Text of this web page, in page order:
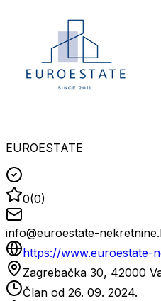
EUROESTATE
0(0)
info@euroestate-
https://www.euroestate-
Zagrebačka 30, 42000
Član od 26. 09. 2024.